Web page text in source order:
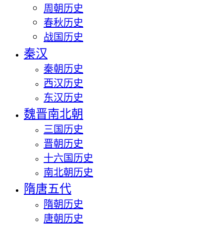
周朝历史
春秋历史
战国历史
秦汉
秦朝历史
西汉历史
东汉历史
魏晋南北朝
三国历史
晋朝历史
十六国历史
南北朝历史
隋唐五代
隋朝历史
唐朝历史